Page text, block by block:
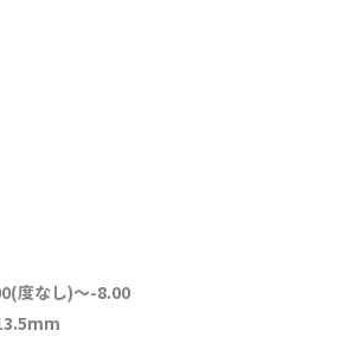
度なし)～-8.00